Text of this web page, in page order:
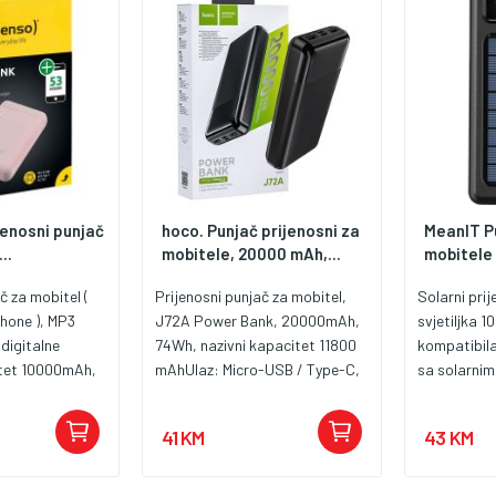
kratkog
pražnjenja, osigurač kratkog
spoja
punjač
za mobitel (
), MP3
10000mAh,
+ USB type C,
konekcija
hoco. Punjač prijenosni za
mobitele, 20000 mAh,...
Prijenosni punjač za mobitel,
J72A Power Bank, 20000mAh,
74Wh, nazivni kapacitet 11800
mAhUlaz: Micro-USB / Type-C,
/ 2A max. Ukupni izlaz: 5V / 2A
max.LED indikator razine
41 KM
MeanIT
mobitele
Solarni
svjetiljka
sa
Type-C,
USB A
43 KM